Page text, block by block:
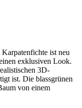
ist neu
exklusiven Look.
3D-
ist. Die blassgrünen
von einem